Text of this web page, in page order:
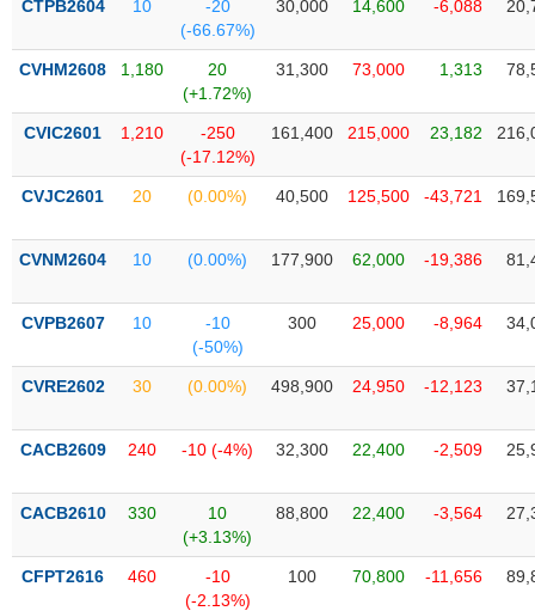
yết
Niêm
bổ
sung
Hủy
niêm
Theo
đặc
Không
ký
quỹ
Danh
mục
CTPB2604 10
-20
(-66.67%)
30,000 14,600 -6,088
CVHM2608 1,180
20
(+1.72%)
31,300 73,000 1,313
CVIC2601 1,210
-250
(-17.12%)
161,400 215,000 23,182
CVJC2601 20 (0.00%) 40,500 125,500 -43,721
CVNM2604 10 (0.00%) 177,900 62,000 -19,386
CVPB2607 10
-10
(-50%)
300 25,000 -8,964
CVRE2602 30 (0.00%) 498,900 24,950 -12,123
CACB2609 240 -10 (-4%) 32,300 22,400 -2,509
CACB2610 330
10
(+3.13%)
88,800 22,400 -3,564
CFPT2616 460
-10
(-2.13%)
100 70,800 -11,656
SINH
PHIẾU
CỤ
ĐẦU
XUẤT
LIỆU